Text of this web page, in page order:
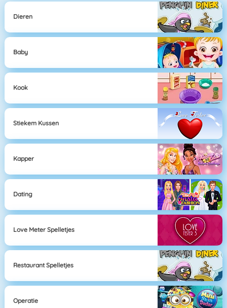
Dieren
Baby
Kook
Stiekem Kussen
Kapper
Dating
Love Meter Spelletjes
Restaurant Spelletjes
Operatie